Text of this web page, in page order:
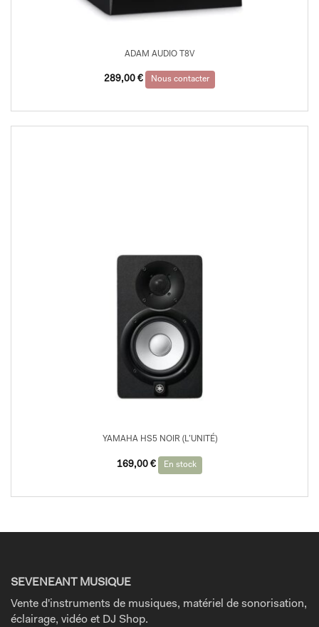
ADAM AUDIO T8V
289,00 € Nous contacter
YAMAHA HS5 NOIR (L’UNITÉ)
169,00 € En stock
SEVENEANT MUSIQUE
Vente d'instruments de musiques, matériel de sonorisation,
éclairage, vidéo et DJ Shop.